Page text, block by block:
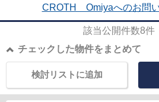
CROTH Omiyaへのお問
該当公開件数8件
チェックした物件をまとめて
検討リストに追加